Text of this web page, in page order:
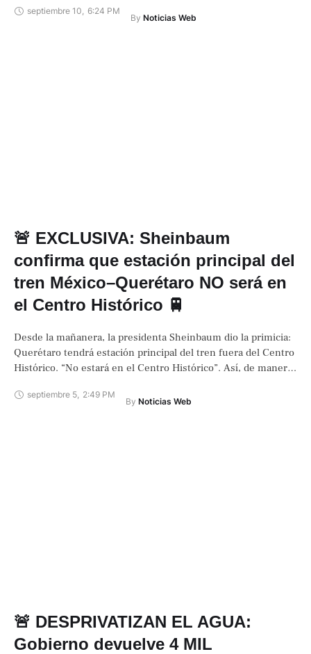
septiembre 10, 6:24 PM
By Noticias Web
🚨 EXCLUSIVA: Sheinbaum
confirma que estación principal del
tren México–Querétaro NO será en
el Centro Histórico 🚆
Desde la mañanera, la presidenta Sheinbaum dio la primicia:
Querétaro tendrá estación principal del tren fuera del Centro
Histórico. “No estará en el Centro Histórico”. Así, de manera
septiembre 5, 2:49 PM
By Noticias Web
🚨 DESPRIVATIZAN EL AGUA:
Gobierno devuelve 4 MIL